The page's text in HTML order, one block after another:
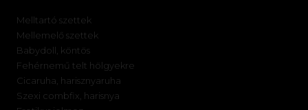
Melltartó szettek
Mellemelő szettek
Babydoll, köntös
Fehérnemű telt hölgyekre
Cicaruha, harisznyaruha
Szexi combfix, harisnya